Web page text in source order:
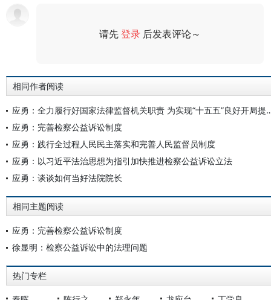
请先登录 后发表评论～
相同作者阅读
应勇：全力履行好国家法律监督机
应勇：完善检察公益诉讼制度
应勇：践行全过程人民民主落实和完善人民监督员制度
应勇：以习近平法治思想为指引加快推进检察公益诉讼立法
应勇：谈谈如何当好法院院长
相同主题阅读
应勇：完善检察公益诉讼制度
徐显明：检察公益诉讼中的法理问题
热门专栏